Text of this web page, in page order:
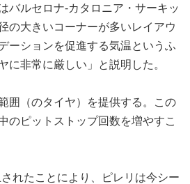
バルセロナ-カタロニア・サーキッ
の大きいコーナーが多いレイアウ
ーションを促進する気温というふ
に非常に厳しい」と説明した。
囲（のタイヤ）を提供する。この
のピットストップ回数を増やすこ
れたことにより、ピレリは今シー